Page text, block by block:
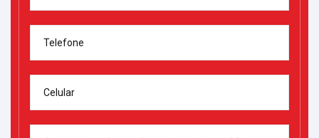
Telefone
Celular